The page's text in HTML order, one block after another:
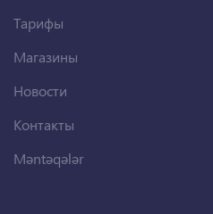
Тарифы
Магазины
Новости
Контакты
Məntəqələr